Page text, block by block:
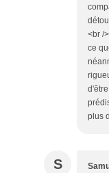
<br /
ce
plus
S